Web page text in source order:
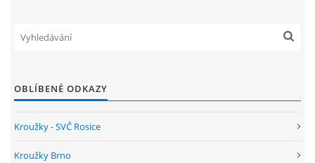
ARCHIV
OBLÍBENÉ ODKAZY
Kroužky - SVČ Rosice
Kroužky Brno